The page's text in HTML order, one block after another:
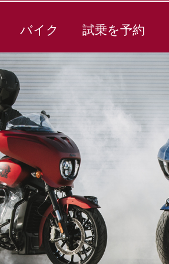
バイク 試乗を予約